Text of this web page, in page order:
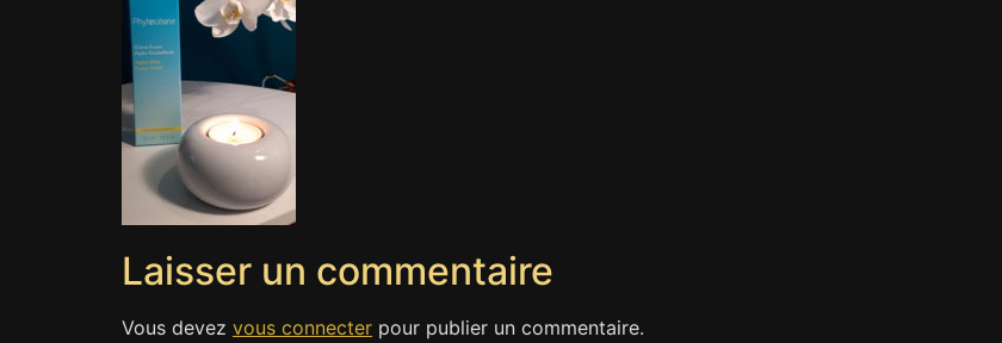
Laisser un commentaire
Vous devez vous connecter pour publier un commentaire.